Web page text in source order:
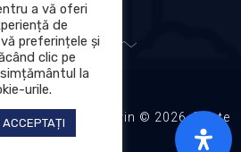
Turnu Severin © 2026. Toate
rezervate.
a vă oferi
de
preferințele și
clic pe
la
urile.
ACCEPTAȚI